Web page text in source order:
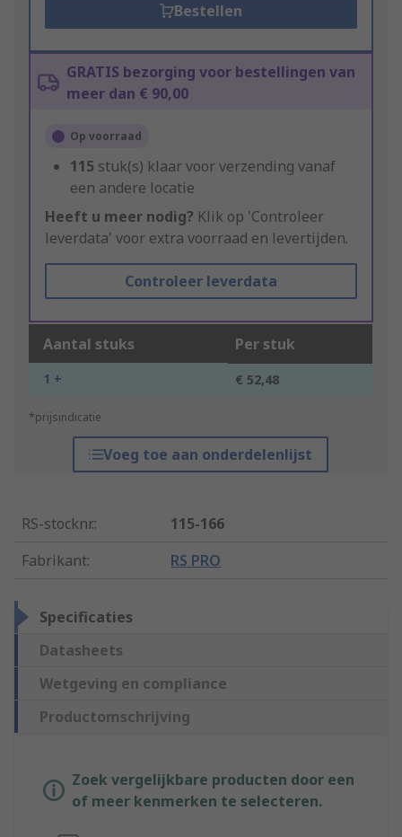
Bestellen
GRATIS bezorging voor bestellingen van
meer dan € 90,00
Op voorraad
115 stuk(s) klaar voor verzending vanaf
een andere locatie
Heeft u meer nodig? Klik op 'Controleer
leverdata' voor extra voorraad en levertijden.
Controleer leverdata
Aantal stuks Per stuk
1 + € 52,48
*prijsindicatie
Voeg toe aan onderdelenlijst
RS-stocknr.:
115-166
Fabrikant: RS PRO
Specificaties
Datasheets
Wetgeving en compliance
Productomschrijving
Zoek vergelijkbare producten door een
of meer kenmerken te selecteren.